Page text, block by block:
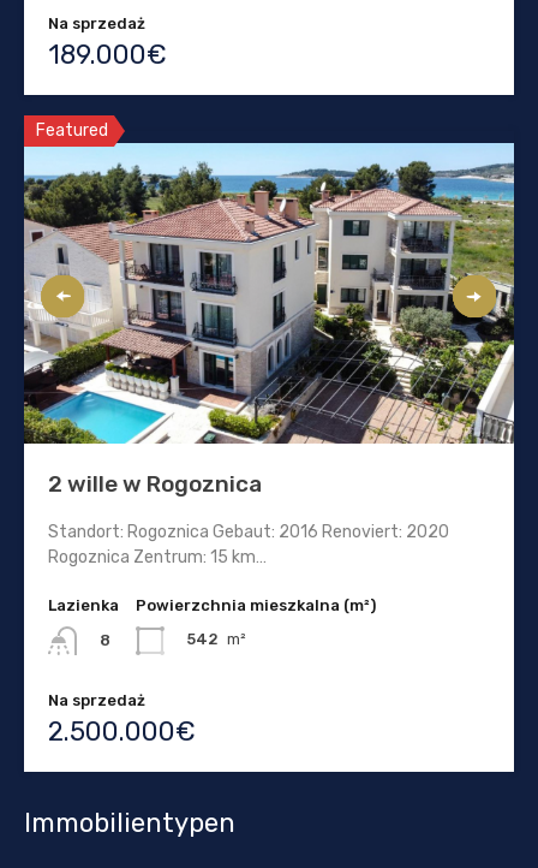
Na sprzedaż
189.000€
Featured
2 wille w Rogoznica
Standort: Rogoznica Gebaut: 2016 Renoviert: 2020
Rogoznica Zentrum: 15 km…
Lazienka
8
Powierzchnia mieszkalna (m²)
542 m²
Na sprzedaż
2.500.000€
Immobilientypen